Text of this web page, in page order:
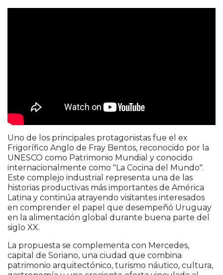
Uno de los principales protagonistas fue el ex
Frigorífico Anglo de Fray Bentos, reconocido por la
UNESCO como Patrimonio Mundial y conocido
internacionalmente como "La Cocina del Mundo".
Este complejo industrial representa una de las
historias productivas más importantes de América
Latina y continúa atrayendo visitantes interesados
en comprender el papel que desempeñó Uruguay
en la alimentación global durante buena parte del
siglo XX.
La propuesta se complementa con Mercedes,
capital de Soriano, una ciudad que combina
patrimonio arquitectónico, turismo náutico, cultura,